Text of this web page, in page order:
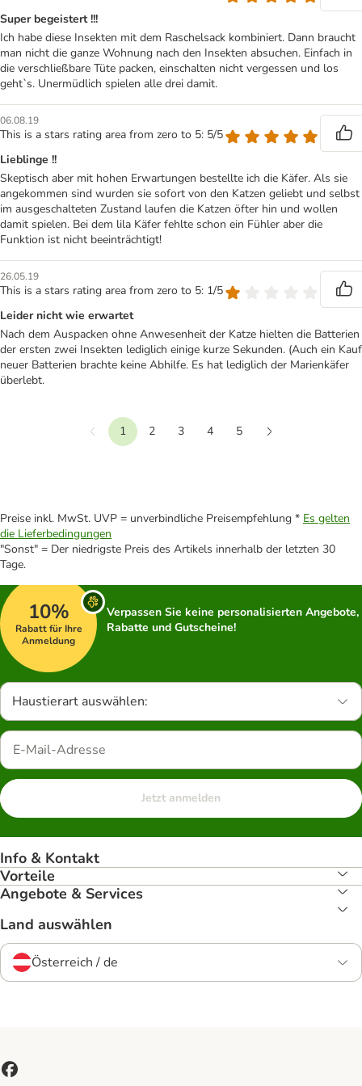
Super begeistert !!!
Ich habe diese Insekten mit dem Raschelsack kombiniert. Dann braucht
man nicht die ganze Wohnung nach den Insekten absuchen. Einfach in
die verschließbare Tüte packen, einschalten nicht vergessen und los
geht`s. Unermüdlich spielen alle drei damit.
06.08.19
This is a stars rating area from zero to 5: 5/5
Lieblinge !!
Skeptisch aber mit hohen Erwartungen bestellte ich die Käfer. Als sie
angekommen sind wurden sie sofort von den Katzen geliebt und selbst
im ausgeschalteten Zustand laufen die Katzen öfter hin und wollen
damit spielen. Bei dem lila Käfer fehlte schon ein Fühler aber die
Funktion ist nicht beeinträchtigt!
26.05.19
This is a stars rating area from zero to 5: 1/5
Leider nicht wie erwartet
Nach dem Auspacken ohne Anwesenheit der Katze hielten die Batterien
der ersten zwei Insekten lediglich einige kurze Sekunden. (Auch ein Kauf
neuer Batterien brachte keine Abhilfe. Es hat lediglich der Marienkäfer
überlebt.
Vorherige
1 2 3 4
5
Preise inkl. MwSt. UVP = unverbindliche Preisempfehlung * Es gelten
die Lieferbedingungen
"Sonst" = Der niedrigste Preis des Artikels innerhalb der letzten 30
Tage.
10%
Rabatt für Ihre
Anmeldung
Verpassen Sie keine personalisierten Angebote,
Rabatte und Gutscheine!
Haustierart auswählen:
Jetzt anmelden
Info & Kontakt
Vorteile
Angebote & Services
Land auswählen
Österreich / de